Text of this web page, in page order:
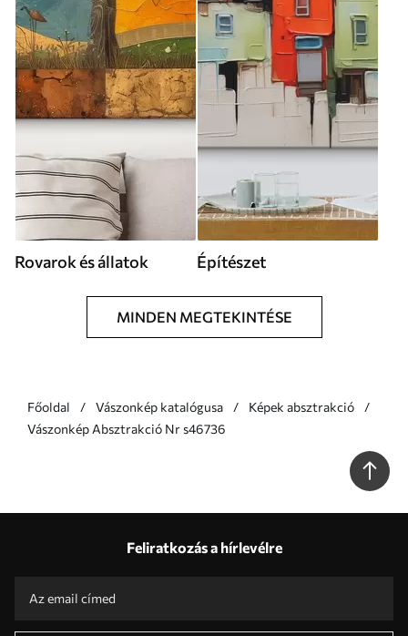
Rovarok és állatok Építészet
MINDEN MEGTEKINTÉSE
Főoldal Vászonkép katalógusa
Képek absztrakció
Vászonkép Absztrakció Nr s46736
Feliratkozás a hírlevélre